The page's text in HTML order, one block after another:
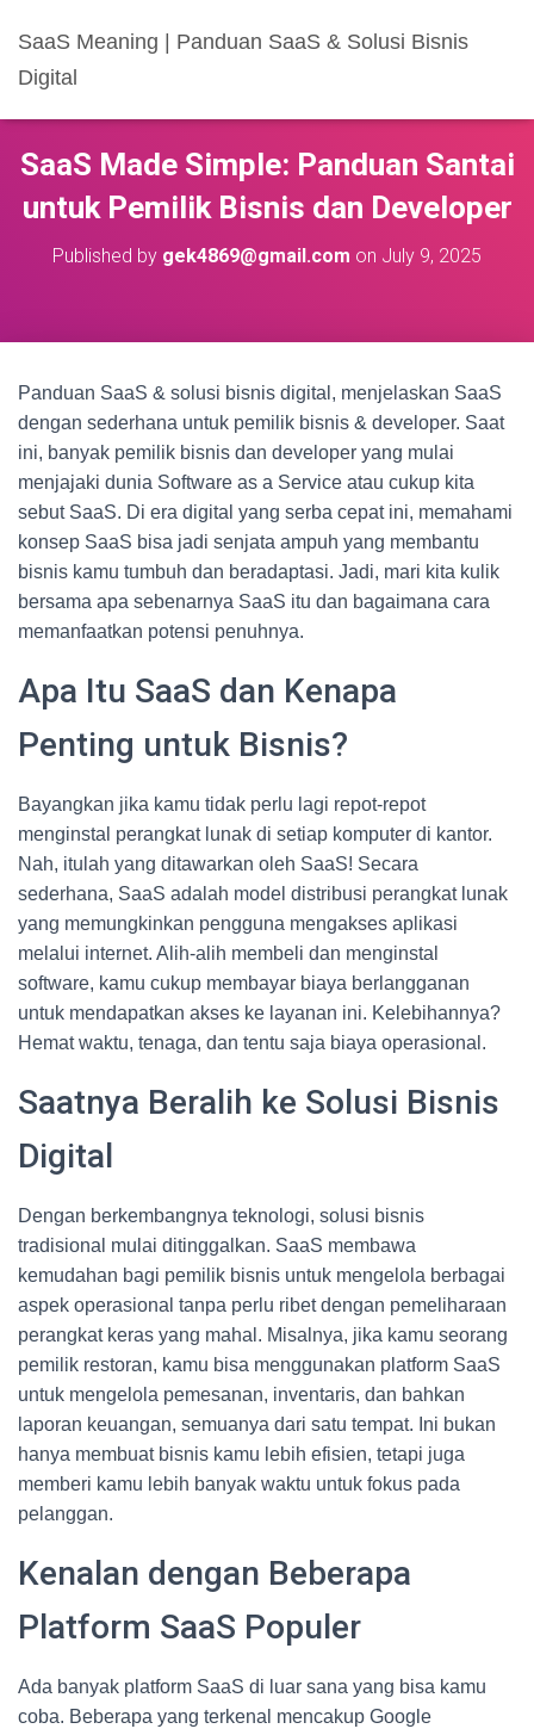
SaaS Meaning | Panduan SaaS & Solusi Bisnis
Digital
SaaS Made Simple: Panduan Santai
untuk Pemilik Bisnis dan Developer
Published by gek4869@gmail.com on July 9, 2025
Panduan SaaS & solusi bisnis digital, menjelaskan SaaS
dengan sederhana untuk pemilik bisnis & developer. Saat
ini, banyak pemilik bisnis dan developer yang mulai
menjajaki dunia Software as a Service atau cukup kita
sebut SaaS. Di era digital yang serba cepat ini, memahami
konsep SaaS bisa jadi senjata ampuh yang membantu
bisnis kamu tumbuh dan beradaptasi. Jadi, mari kita kulik
bersama apa sebenarnya SaaS itu dan bagaimana cara
memanfaatkan potensi penuhnya.
Apa Itu SaaS dan Kenapa
Penting untuk Bisnis?
Bayangkan jika kamu tidak perlu lagi repot-repot
menginstal perangkat lunak di setiap komputer di kantor.
Nah, itulah yang ditawarkan oleh SaaS! Secara
sederhana, SaaS adalah model distribusi perangkat lunak
yang memungkinkan pengguna mengakses aplikasi
melalui internet. Alih-alih membeli dan menginstal
software, kamu cukup membayar biaya berlangganan
untuk mendapatkan akses ke layanan ini. Kelebihannya?
Hemat waktu, tenaga, dan tentu saja biaya operasional.
Saatnya Beralih ke Solusi Bisnis
Digital
Dengan berkembangnya teknologi, solusi bisnis
tradisional mulai ditinggalkan. SaaS membawa
kemudahan bagi pemilik bisnis untuk mengelola berbagai
aspek operasional tanpa perlu ribet dengan pemeliharaan
perangkat keras yang mahal. Misalnya, jika kamu seorang
pemilik restoran, kamu bisa menggunakan platform SaaS
untuk mengelola pemesanan, inventaris, dan bahkan
laporan keuangan, semuanya dari satu tempat. Ini bukan
hanya membuat bisnis kamu lebih efisien, tetapi juga
memberi kamu lebih banyak waktu untuk fokus pada
pelanggan.
Kenalan dengan Beberapa
Platform SaaS Populer
Ada banyak platform SaaS di luar sana yang bisa kamu
coba. Beberapa yang terkenal mencakup Google